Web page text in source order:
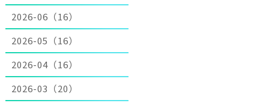
2026-06（16）
2026-05（16）
2026-04（16）
2026-03（20）